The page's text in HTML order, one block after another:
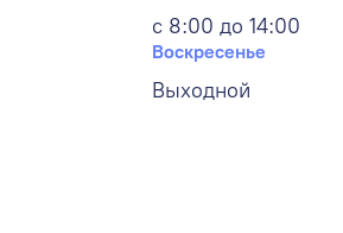
с 8:00 до 14:00
Воскресенье
Выходной